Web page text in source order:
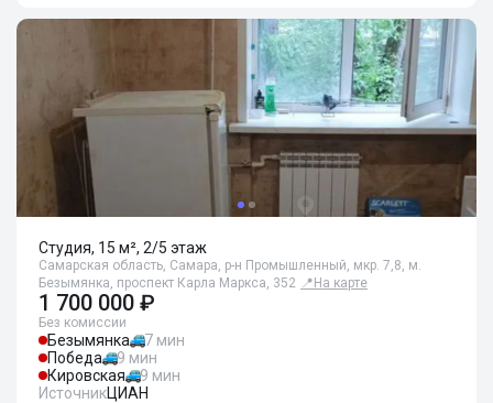
Студия, 15 м², 2/5 этаж
Самарская область, Самара, р-н Промышленный, мкр. 7,8, м.
Безымянка, проспект Карла Маркса, 352 📍 На карте
1 700 000 ₽
Без комиссии
Безымянка
7 мин
Победа
9 мин
Кировская
9 мин
ИсточникЦИАН